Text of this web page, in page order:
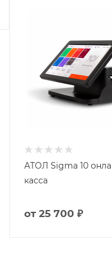
АТОЛ Sigma 10
касса
от 25 700 ₽